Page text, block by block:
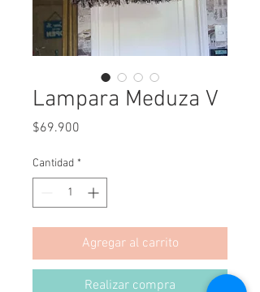
Lampara Meduza V
$69.900
Cantidad *
Agregar al carrito
Realizar compra